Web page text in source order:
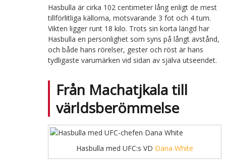
Hasbulla är cirka 102 centimeter lång enligt de mest
tillförlitliga källorna, motsvarande 3 fot och 4 tum.
Vikten ligger runt 18 kilo. Trots sin korta längd har
Hasbulla en personlighet som syns på långt avstånd,
och både hans rörelser, gester och röst är hans
tydligaste varumärken vid sidan av själva utseendet.
Från Machatjkala till
världsberömmelse
Hasbulla med UFC:s VD Dana White